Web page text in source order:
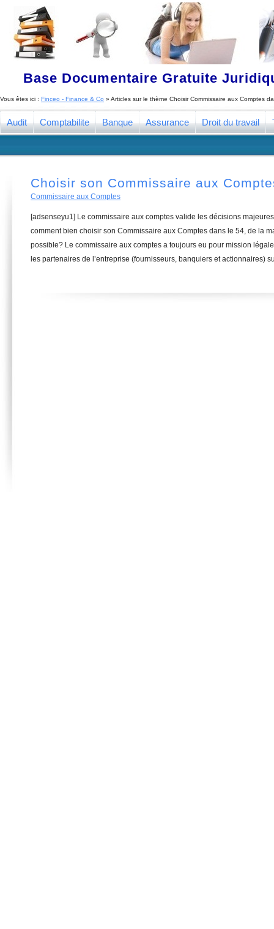
Base Documentaire Gratuite
Vous êtes ici : Finceo - Finance & Co » Articles sur le thème Choisir Commissaire aux Comptes
Audit Comptabilite Banque Assurance Droit du travail
Choisir son Commissaire aux
Commissaire aux Comptes
[adsenseyu1] Le commissaire aux comptes valide les décisions
comment bien choisir son Commissaire aux Comptes dans le 54, de la
possible? Le commissaire aux comptes a toujours eu pour mission
les partenaires de l’entreprise (fournisseurs, banquiers et actionnaires)